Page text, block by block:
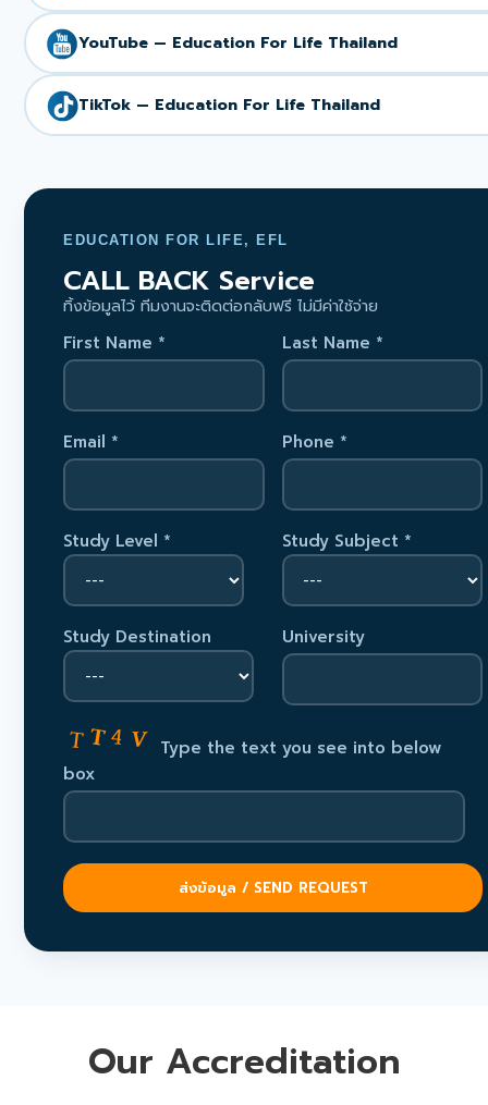
YouTube — Education For Life Thailand
TikTok — Education For Life Thailand
EDUCATION FOR LIFE, EFL
CALL BACK Service
ทิ้งข้อมูลไว้ ทีมงานจะติดต่อกลับฟรี ไม่มีค่าใช้จ่าย
First Name * Last Name *
Email * Phone *
Study Level * Study Subject *
Study Destination University
Type the text you see into below
box
Our Accreditation